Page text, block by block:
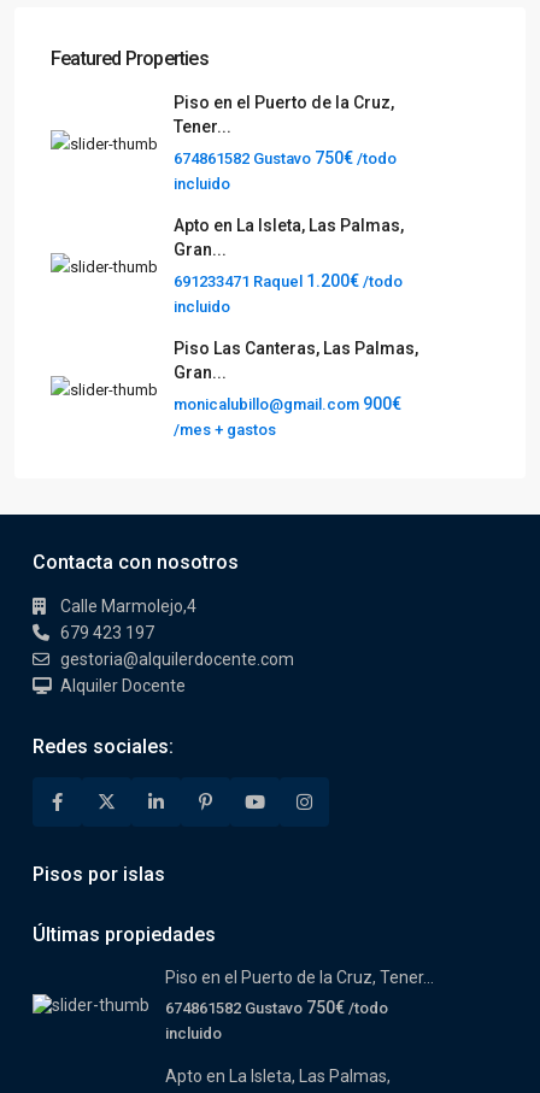
Featured Properties
Piso en el Puerto de la Cruz,
Tener...
674861582 Gustavo 750€ /todo
incluido
Apto en La Isleta, Las Palmas,
Gran...
691233471 Raquel 1.200€ /todo
incluido
Piso Las Canteras, Las Palmas,
Gran...
monicalubillo@gmail.com 900€
/mes + gastos
Contacta con nosotros
Calle Marmolejo,4
679 423 197
gestoria@alquilerdocente.com
Alquiler Docente
Redes sociales:
Pisos por islas
Últimas propiedades
Piso en el Puerto de la Cruz, Tener...
674861582 Gustavo 750€ /todo
incluido
Apto en La Isleta, Las Palmas,